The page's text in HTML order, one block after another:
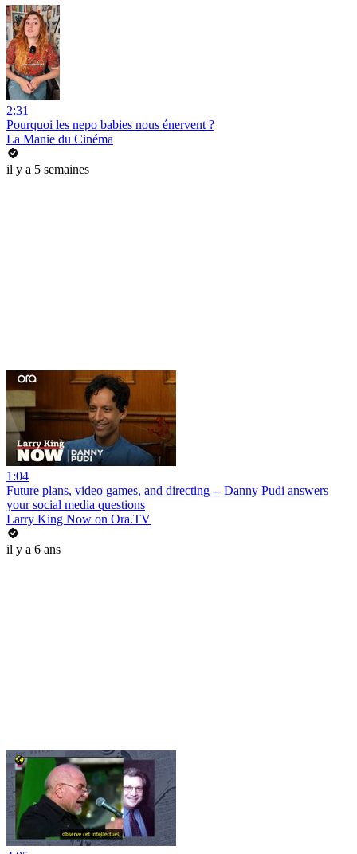
2:31
Pourquoi les nepo babies nous énervent ?
La Manie du Cinéma
il y a 5 semaines
1:04
Future plans, video games, and directing -- Danny Pudi answers
your social media questions
Larry King Now on Ora.TV
il y a 6 ans